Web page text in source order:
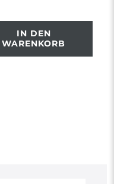
IN DEN
WARENKORB